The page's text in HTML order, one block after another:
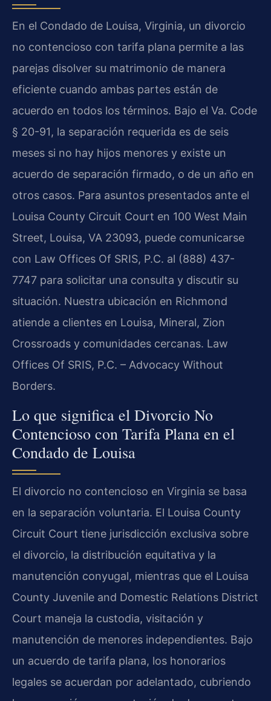
En el Condado de Louisa, Virginia, un divorcio
no contencioso con tarifa plana permite a las
parejas disolver su matrimonio de manera
eficiente cuando ambas partes están de
acuerdo en todos los términos. Bajo el Va. Code
§ 20-91, la separación requerida es de seis
meses si no hay hijos menores y existe un
acuerdo de separación firmado, o de un año en
otros casos. Para asuntos presentados ante el
Louisa County Circuit Court en 100 West Main
Street, Louisa, VA 23093, puede comunicarse
con Law Offices Of SRIS, P.C. al (888) 437-
7747 para solicitar una consulta y discutir su
situación. Nuestra ubicación en Richmond
atiende a clientes en Louisa, Mineral, Zion
Crossroads y comunidades cercanas. Law
Offices Of SRIS, P.C. – Advocacy Without
Borders.
Lo que significa el Divorcio No
Contencioso con Tarifa Plana en el
Condado de Louisa
El divorcio no contencioso en Virginia se basa
en la separación voluntaria. El Louisa County
Circuit Court tiene jurisdicción exclusiva sobre
el divorcio, la distribución equitativa y la
manutención conyugal, mientras que el Louisa
County Juvenile and Domestic Relations District
Court maneja la custodia, visitación y
manutención de menores independientes. Bajo
un acuerdo de tarifa plana, los honorarios
legales se acuerdan por adelantado, cubriendo